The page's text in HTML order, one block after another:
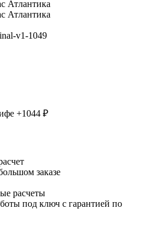
v1-1049
заказе
расчеты
под ключ с гарантией по